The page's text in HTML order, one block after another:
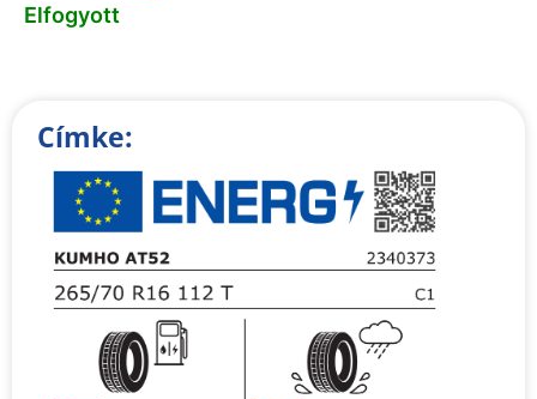
Elfogyott
Címke: